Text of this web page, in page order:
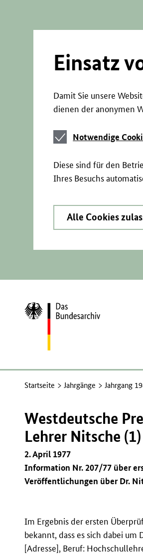
Einsatz
Damit Sie unsere
dienen der anonymen
Notwendige
Cookies
Notwendige
Diese sind für den
Ihres Besuchs
Alle Cookies
Zur
Startseite
Startseite Jahrgänge Jahrgang
Westdeutsche
Lehrer Nitsche (1)
2. April 1977
Information Nr. 207/77 über
Veröffentlichungen über Dr.
Im Ergebnis der ersten
bekannt, dass es sich dabei um
[Adresse], Beruf: